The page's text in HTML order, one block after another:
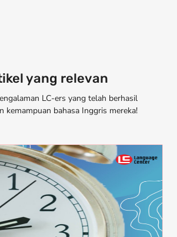
yang relevan
LC-ers yang telah berhasil
kemampuan bahasa Inggris mereka!